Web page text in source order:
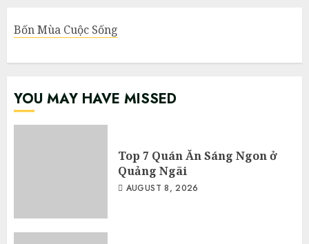
Bốn Mùa Cuộc Sống
YOU MAY HAVE MISSED
Top 7 Quán Ăn Sáng Ngon ở
Quảng Ngãi
AUGUST 8, 2026